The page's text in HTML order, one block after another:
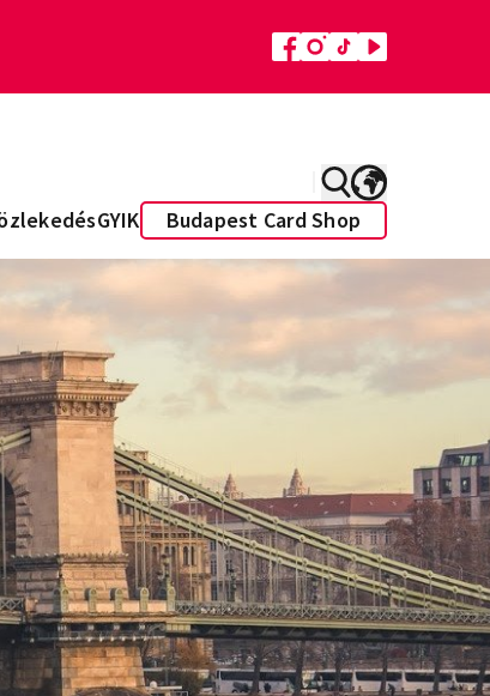
GYIK Budapest Card Shop